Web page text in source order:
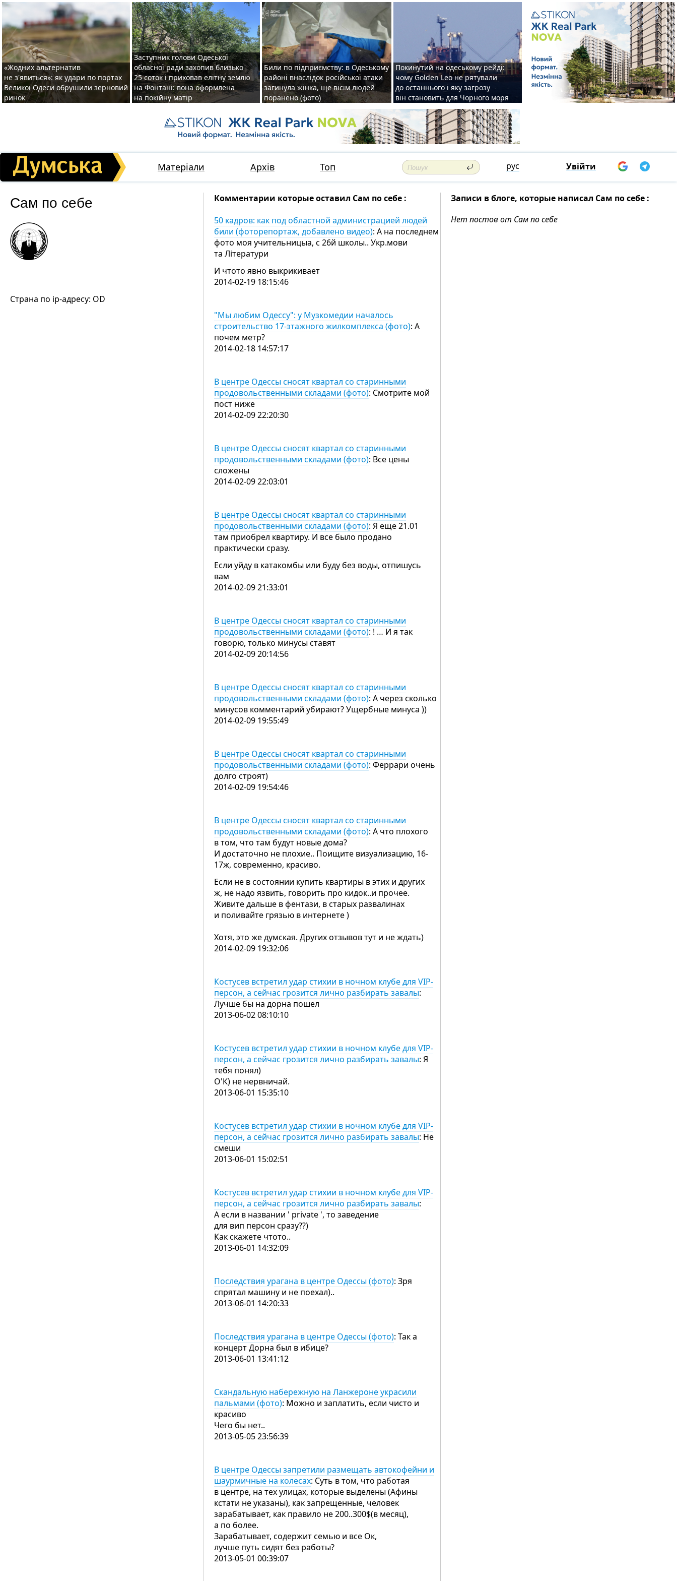
«Жодних альтернатив
не з'явиться»: як удари по портах
Великої Одеси обрушили зерновий
ринок
Заступник голови Одеської
обласної ради захопив близько
25 соток і приховав елітну землю
на Фонтані: вона оформлена
на покійну матір
Били по підприємству: в Одеському
районі внаслідок російської атаки
загинула жінка, ще вісім людей
поранено (фото)
Покинутий на одеському рейді:
чому Golden Leo не рятували
до останнього і яку загрозу
він становить для Чорного моря
Матеріали Архів Топ рус Увійти
Сам по себе
Страна по ip-адресу: OD
Комментарии которые оставил Сам по себе :
50 кадров: как под областной администрацией людей
били (фоторепортаж, добавлено видео): А на последнем
фото моя учительницыа, с 26й школы.. Укр.мови
та Лiтератури
И чтото явно выкрикивает
2014-02-19 18:15:46
"Мы любим Одессу": у Музкомедии началось
строительство 17-этажного жилкомплекса (фото): А
почем метр?
2014-02-18 14:57:17
В центре Одессы сносят квартал со старинными
продовольственными складами (фото): Смотрите мой
пост ниже
2014-02-09 22:20:30
В центре Одессы сносят квартал со старинными
продовольственными складами (фото): Все цены
сложены
2014-02-09 22:03:01
В центре Одессы сносят квартал со старинными
продовольственными складами (фото): Я еще 21.01
там приобрел квартиру. И все было продано
практически сразу.
Если уйду в катакомбы или буду без воды, отпишусь
вам
2014-02-09 21:33:01
В центре Одессы сносят квартал со старинными
продовольственными складами (фото): ! … И я так
говорю, только минусы ставят
2014-02-09 20:14:56
В центре Одессы сносят квартал со старинными
продовольственными складами (фото): А через сколько
минусов комментарий убирают? Ущербные минуса ))
2014-02-09 19:55:49
В центре Одессы сносят квартал со старинными
продовольственными складами (фото): Феррари очень
долго строят)
2014-02-09 19:54:46
В центре Одессы сносят квартал со старинными
продовольственными складами (фото): А что плохого
в том, что там будут новые дома?
И достаточно не плохие.. Поищите визуализацию, 16-
17ж, современно, красиво.
Если не в состоянии купить квартиры в этих и других
ж, не надо язвить, говорить про кидок..и прочее.
Живите дальше в фентази, в старых развалинах
и поливайте грязью в интернете )
Хотя, это же думская. Других отзывов тут и не ждать)
2014-02-09 19:32:06
Костусев встретил удар стихии в ночном клубе для VIP-
персон, а сейчас грозится лично разбирать завалы:
Лучше бы на дорна пошел
2013-06-02 08:10:10
Костусев встретил удар стихии в ночном клубе для VIP-
персон, а сейчас грозится лично разбирать завалы: Я
тебя понял)
О'К) не нервничай.
2013-06-01 15:35:10
Костусев встретил удар стихии в ночном клубе для VIP-
персон, а сейчас грозится лично разбирать завалы: Не
смеши
2013-06-01 15:02:51
Костусев встретил удар стихии в ночном клубе для VIP-
персон, а сейчас грозится лично разбирать завалы:
А если в названии ' private ', то заведение
для вип персон сразу??)
Как скажете чтото..
2013-06-01 14:32:09
Последствия урагана в центре Одессы (фото): Зря
спрятал машину и не поехал)..
2013-06-01 14:20:33
Последствия урагана в центре Одессы (фото): Так а
концерт Дорна был в ибице?
2013-06-01 13:41:12
Скандальную набережную на Ланжероне украсили
пальмами (фото): Можно и заплатить, если чисто и
красиво
Чего бы нет..
2013-05-05 23:56:39
В центре Одессы запретили размещать автокофейни и
шаурмичные на колесах: Суть в том, что работая
в центре, на тех улицах, которые выделены (Афины
кстати не указаны), как запрещенные, человек
зарабатывает, как правило не 200..300$(в месяц),
а по более.
Зарабатывает, содержит семью и все Ок,
лучше путь сидят без работы?
2013-05-01 00:39:07
Записи в блоге, которые написал Сам по себе :
Нет постов от Сам по себе